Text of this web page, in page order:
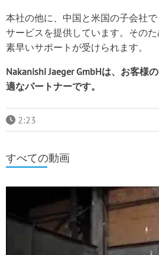
本社の他に、中国と米国の子会社で
サービスを提供しています。その
素早いサポートが受けられます。
Nakanishi Jaeger GmbHは、お客様
適なパートナーです。
2:23
すべての動画